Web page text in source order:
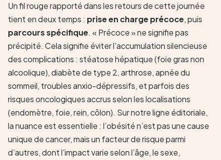
Un fil rouge rapporté dans les retours de cette journée
tient en deux temps : prise en charge précoce, puis
parcours spécifique. « Précoce » ne signifie pas
précipité. Cela signifie éviter l’accumulation silencieuse
des complications : stéatose hépatique (foie gras non
alcoolique), diabète de type 2, arthrose, apnée du
sommeil, troubles anxio-dépressifs, et parfois des
risques oncologiques accrus selon les localisations
(endomètre, foie, rein, côlon). Sur notre ligne éditoriale,
la nuance est essentielle : l’obésité n’est pas une cause
unique de cancer, mais un facteur de risque parmi
d’autres, dont l’impact varie selon l’âge, le sexe,